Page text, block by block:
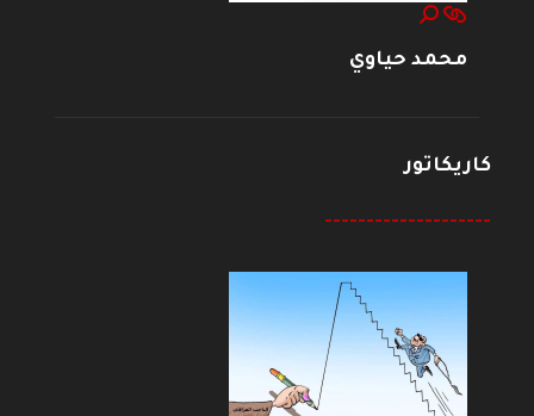
محمد حياوي
كاريكاتور
--------------------